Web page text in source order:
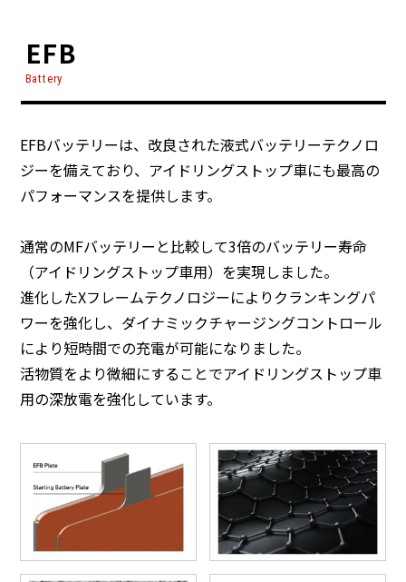
EFB
Battery
EFBバッテリーは、改良された液式バッテリーテクノロ
ジーを備えており、アイドリングストップ車にも最高の
パフォーマンスを提供します。
通常のMFバッテリーと比較して3倍のバッテリー寿命
（アイドリングストップ車用）を実現しました。
進化したXフレームテクノロジーによりクランキングパ
ワーを強化し、ダイナミックチャージングコントロール
により短時間での充電が可能になりました。
活物質をより微細にすることでアイドリングストップ車
用の深放電を強化しています。